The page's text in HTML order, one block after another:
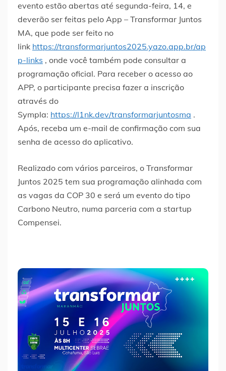
evento estão abertas até segunda-feira, 14, e
deverão ser feitas pelo App – Transformar Juntos
MA, que pode ser feito no
link https://transformarjuntos2025.yazo.app.br/ap
p-links , onde você também pode consultar a
programação oficial. Para receber o acesso ao
APP, o participante precisa fazer a inscrição
através do
Sympla: https://l1nk.dev/transformarjuntosma .
Após, receba um e-mail de confirmação com sua
senha de acesso do aplicativo.
Realizado com vários parceiros, o Transformar
Juntos 2025 tem sua programação alinhada com
as vagas da COP 30 e será um evento do tipo
Carbono Neutro, numa parceria com a startup
Compensei.